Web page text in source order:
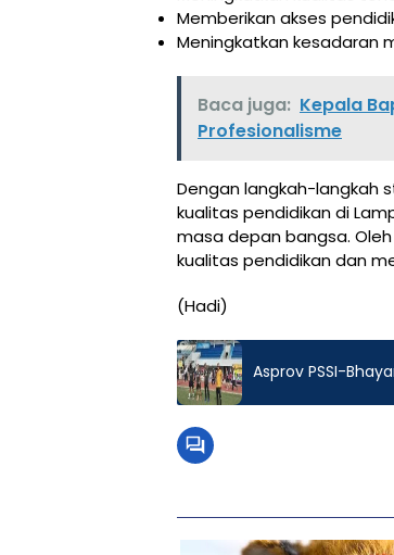
Memberikan akses
Meningkatkan kesadaran
Baca juga: Kepala
Profesionalisme
Dengan langkah-langkah
kualitas pendidikan di
masa depan bangsa.
kualitas pendidikan dan
(Hadi)
Asprov PSSI-